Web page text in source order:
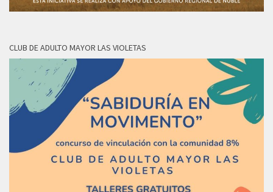
CLUB DE ADULTO MAYOR LAS VIOLETAS